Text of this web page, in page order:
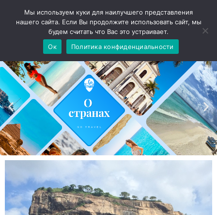
Мы используем куки для наилучшего представления
нашего сайта. Если Вы продолжите использовать сайт, мы
будем считать что Вас это устраивает.
Ок
Политика конфиденциальности